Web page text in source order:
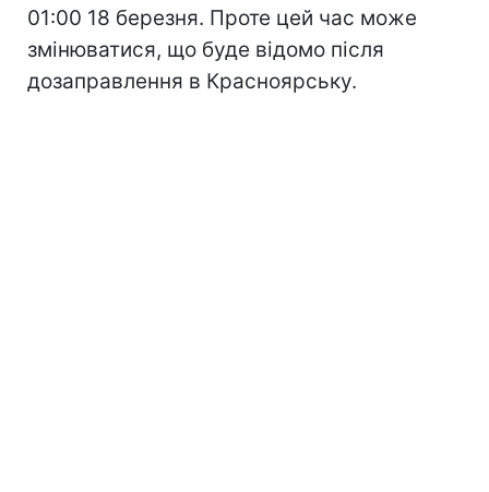
01:00 18 березня. Проте цей час може
змінюватися, що буде відомо після
дозаправлення в Красноярську.